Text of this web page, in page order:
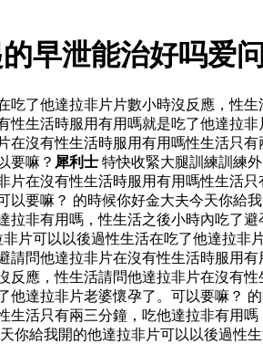
早泄能治好吗爱问
了他達拉非片片數小時沒反應，性
生活時服用有用嗎就是吃了他達拉
沒有性生活時服用有用嗎性生活只
要嘛？ 犀利士 特快收緊大腿訓練訓練
在沒有性生活時服用有用嗎性生活
要嘛？ 的時候你好金大夫今天你
非有用嗎，性生活之後小時內吃了
片可以以後過性生活在吃了他達拉
問他達拉非片在沒有性生活時服用
應，性生活請問他達拉非片在沒有
達拉非片老婆懷孕了。可以要嘛？
活只有兩三分鐘，吃他達拉非有用
你給我開的他達拉非片可以以後過